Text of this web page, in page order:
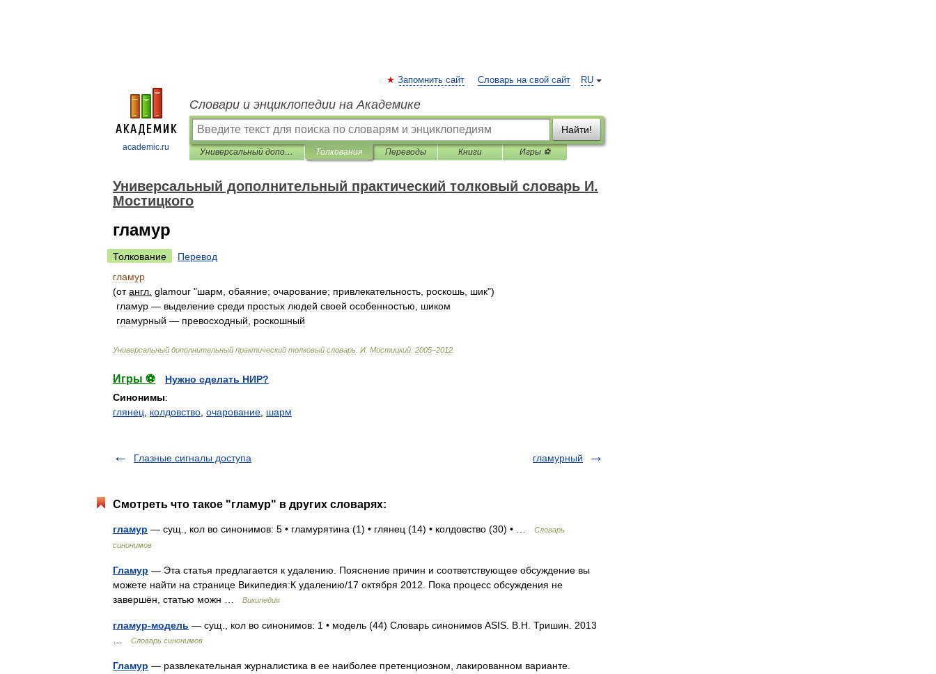
academic.ru
RU
Запомнить сайт Словарь на свой сайт
Словари и энциклопедии на Академике
Найти!
Универсальный дополнительный практический толковый словарь И. Мостицкого Толкования Переводы Книги Игры ⚽
Универсальный дополнительный практический толковый словарь И.
Мостицкого
гламур
Толкование
Перевод
гламур
(от англ glamour "шарм обаяние; очарование; привлекательность роскошь шик")
гламур — выделение среди простых людей своей особенностью
шиком
гламурный — превосходный роскошный
Универсальный дополнительный практический толковый словарь И Мостицкий 2005–2012
Игры ⚽
Нужно сделать НИР?
Синонимы:
глянец
колдовство очарование шарм
Глазные сигналы доступа гламурный
Смотреть что такое "гламур" в других словарях:
гламур — сущ., кол во синонимов: 5 • гламурятина (1) • глянец (14) • колдовство (30) • …
Словарь
синонимов
Гламур — Эта статья предлагается к удалению. Пояснение причин и соответствующее обсуждение вы
можете найти на странице Википедия:К удалению/17 октября 2012. Пока процесс обсуждения не
завершён, статью можн …
Википедия
гламур-модель — сущ., кол во синонимов: 1 • модель (44) Словарь синонимов ASIS. В.Н. Тришин. 2013
Словарь синонимов
Гламур — развлекательная журналистика в ее наиболее претенциозном, лакированном варианте.